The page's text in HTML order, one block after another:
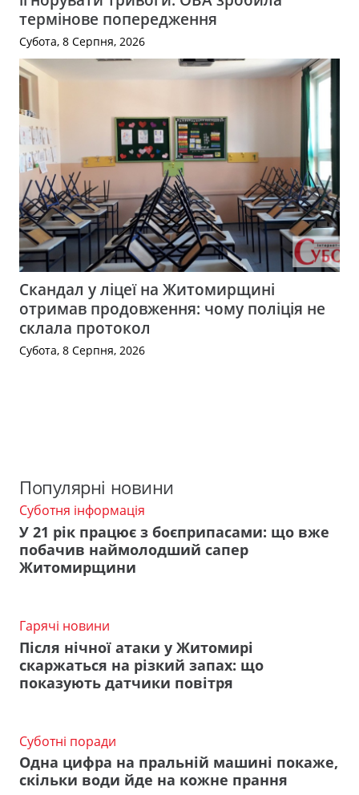
термінове попередження
Субота, 8 Серпня, 2026
Скандал у ліцеї на Житомирщині
отримав продовження: чому поліція не
склала протокол
Субота, 8 Серпня, 2026
Популярні новини
Суботня інформація
У 21 рік працює з боєприпасами: що вже
побачив наймолодший сапер
Житомирщини
Гарячі новини
Після нічної атаки у Житомирі
скаржаться на різкий запах: що
показують датчики повітря
Суботні поради
Одна цифра на пральній машині покаже,
скільки води йде на кожне прання